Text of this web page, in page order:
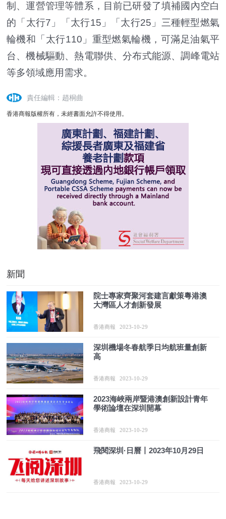
制、運營管理等體系，目前已研發了填補國內空白
的「太行7」「太行15」「太行25」三種輕型燃氣
輪機和「太行110」重型燃氣輪機，可滿足油氣平
台、機械驅動、熱電聯供、分布式能源、調峰電站
等多領域應用需求。
責任編輯：趙桐曲
香港商報版權所有，未經書面允許不得使用。
新聞
院士專家齊聚河套建言獻策粵港澳
大灣區人才創新發展
香港商報 2023-10-29
深圳機場冬春航季日均航班量創新
高
香港商報 2023-10-29
2023海峽兩岸暨港澳創新設計青年
學術論壇在深圳開幕
香港商報 2023-10-29
飛閱深圳·日曆丨2023年10月29日
香港商報 2023-10-29